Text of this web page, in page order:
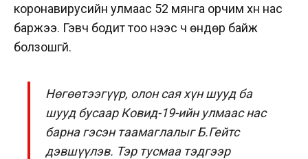
коронавирусийн улмаас 52 мянга орчим хүн нас
баржээ. Гэвч бодит тоо үүнээс ч өндөр байж
болзошгүй.
Нөгөөтээгүүр, олон сая хүн шууд ба
шууд бусаар Ковид-19-ийн улмаас нас
барна гэсэн таамаглалыг Б.Гейтс
дэвшүүлэв. Тэр тусмаа тэдгээр